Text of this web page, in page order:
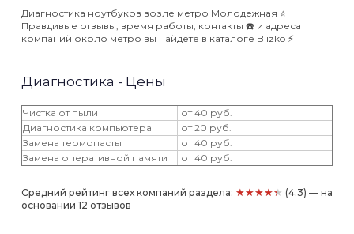
Диагностика ноутбуков возле метро Молодежная ⭐️
Правдивые отзывы, время работы, контакты ☎️ и адреса
компаний около метро вы найдёте в каталоге Blizko ⚡️
Диагностика - Цены
Чистка от пыли
от 40 руб.
Диагностика компьютера
от 20 руб.
Замена термопасты
от 40 руб.
Замена оперативной памяти
от 40 руб.
Средний рейтинг всех компаний раздела: ★★★★★ (4.3) — на
основании 12 отзывов